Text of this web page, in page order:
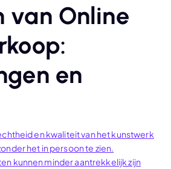
van Online
en
en kwaliteit van het kunstwerk
het in persoon te zien.
kunnen minder aantrekkelijk zijn